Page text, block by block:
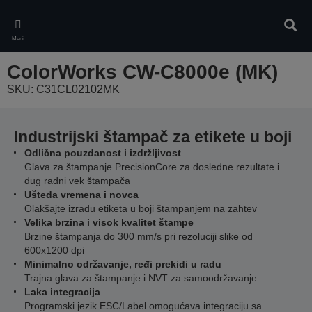
main
content
Meni
ColorWorks CW-C8000e (MK)
SKU: C31CL02102MK
Industrijski štampač za etikete u boji
Odlična pouzdanost i izdržljivost
Glava za štampanje PrecisionCore za dosledne rezultate i
dug radni vek štampača
Ušteda vremena i novca
Olakšajte izradu etiketa u boji štampanjem na zahtev
Velika brzina i visok kvalitet štampe
Brzine štampanja do 300 mm/s pri rezoluciji slike od
600x1200 dpi
Minimalno održavanje, ređi prekidi u radu
Trajna glava za štampanje i NVT za samoodržavanje
Laka integracija
Programski jezik ESC/Label omogućava integraciju sa